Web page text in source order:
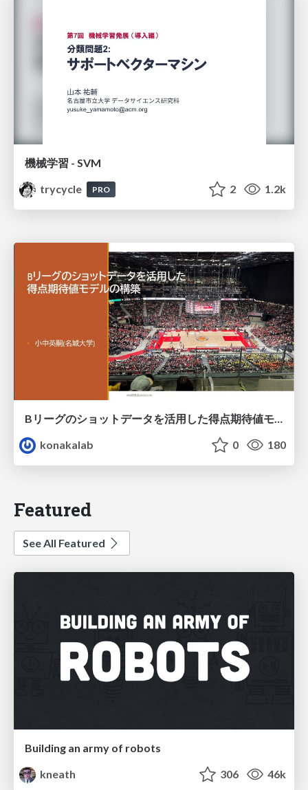
機械学習 - SVM
trycycle
PRO 2 1.2k
Bリーグのショットデータを活用した得点期待値モデルの構築 / Construction of expected points model using shot data of B.LEAGUE
konakalab
0 180
Featured
See All Featured
Building an army of robots
kneath
306 46k